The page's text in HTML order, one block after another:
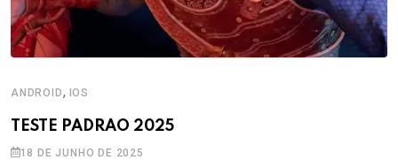
ANDROID, IOS
TESTE PADRAO 2025
18 DE JUNHO DE 2025